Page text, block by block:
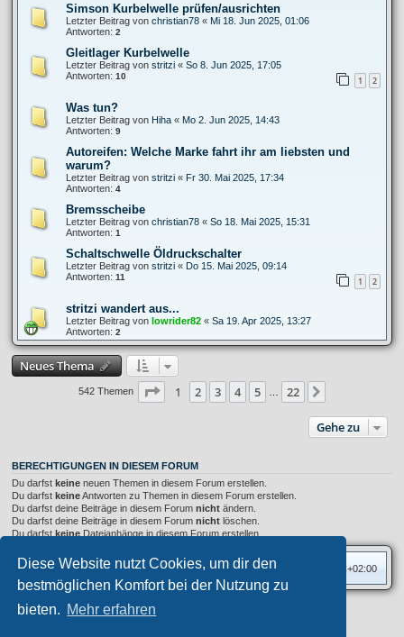
Diese Website nutzt Cookies, um dir den
bestmöglichen Komfort bei der Nutzung zu
bieten. Mehr erfahren
Simson Kurbelwelle prüfen/ausrichten
Letzter Beitrag von christian78 « Mi 18. Jun 2025, 01:06
Antworten: 2
Gleitlager Kurbelwelle
Letzter Beitrag von stritzi « So 8. Jun 2025, 17:05
Antworten: 10 1 2
Was tun?
Letzter Beitrag von Hiha « Mo 2. Jun 2025, 14:43
Antworten: 9
Autoreifen: Welche Marke fahrt ihr am liebsten und
warum?
Letzter Beitrag von stritzi « Fr 30. Mai 2025, 17:34
Antworten: 4
Bremsscheibe
Letzter Beitrag von christian78 « So 18. Mai 2025, 15:31
Antworten: 1
Schaltschwelle Öldruckschalter
Letzter Beitrag von stritzi « Do 15. Mai 2025, 09:14
Antworten: 11 1 2
stritzi wandert aus...
Letzter Beitrag von lowrider82 « Sa 19. Apr 2025, 13:27
Antworten: 2
Neues Thema
542 Themen Seite 1von 22
1 2 3 4 5 22
Gehe zu
BERECHTIGUNGEN IN DIESEM FORUM
Du darfst keine neuen Themen in diesem Forum erstellen.
Du darfst keineAntworten zu Themen in diesem Forum erstellen.
Du darfst deine Beiträge in diesem Forum nicht ändern.
Du darfst deine Beiträge in diesem Forum nicht löschen.
Du darfst keine Dateianhänge in diesem Forum erstellen.
Foren-Übersicht Alle Zeiten sind UTC+02:00
Privates Forum ©